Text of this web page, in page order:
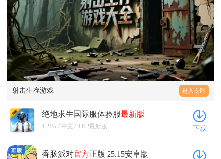
射击生存游戏 进入专区
绝地求生国际服体验服最新版
(BETA PUBG MOBILE) 4.6.2
1.21G / 中文 / 4.6.2最新版 下载
香肠派对官方正版 25.15安卓版